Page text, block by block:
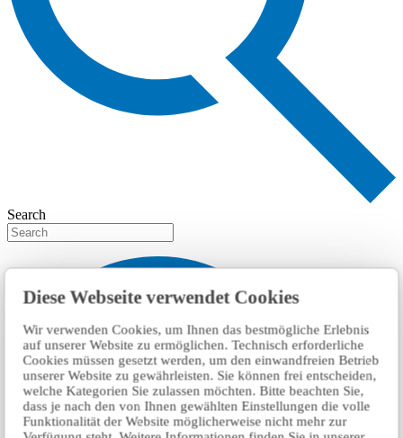
Diese Webseite verwendet Cookies
Wir verwenden Cookies, um Ihnen das bestmögliche Erlebnis
auf unserer Website zu ermöglichen. Technisch erforderliche
Cookies müssen gesetzt werden, um den einwandfreien Betrieb
unserer Website zu gewährleisten. Sie können frei entscheiden,
welche Kategorien Sie zulassen möchten. Bitte beachten Sie,
dass je nach den von Ihnen gewählten Einstellungen die volle
Funktionalität der Website möglicherweise nicht mehr zur
Search